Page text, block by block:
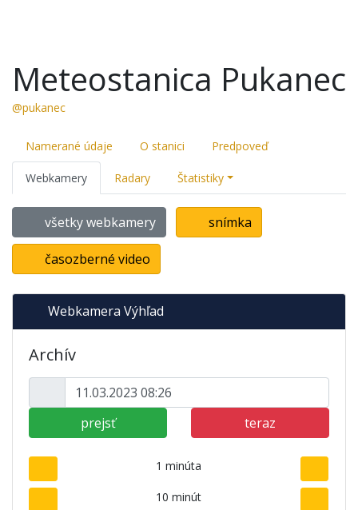
Meteostanica Pukanec
@pukanec
Namerané údaje O stanici Predpoveď
Webkamery Radary Štatistiky
všetky webkamery snímka
časozberné video
Webkamera Výhľad
Archív
prejsť teraz
1 minúta
10 minút